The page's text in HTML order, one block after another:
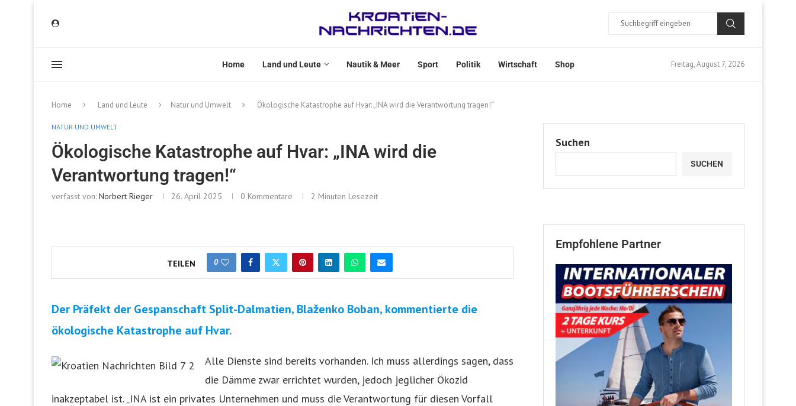
Home Land und Leute Nautik & Meer Sport Politik Wirtschaft Shop Freitag, August 7, 2026
Home Land und Leute Natur und Umwelt Ökologische Katastrophe auf Hvar: „INA wird die Verantwortung tragen!“
NATUR UND UMWELT
Ökologische Katastrophe auf Hvar: „INA wird die
Verantwortung tragen!“
verfasst von: Norbert Rieger 26. April 2025 0 Kommentare 2 Minuten Lesezeit
TEILEN 0
Der Präfekt der Gespanschaft Split-Dalmatien, Blaženko Boban, kommentierte die
ökologische Katastrophe auf Hvar.
Alle Dienste sind bereits vorhanden. Ich muss allerdings sagen, dass
die Dämme zwar errichtet wurden, jedoch jeglicher Ökozid
inakzeptabel ist. „INA ist ein privates Unternehmen und muss die Verantwortung für diesen Vorfall
Suchen
SUCHEN
Empfohlene Partner